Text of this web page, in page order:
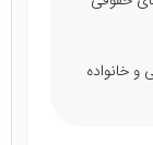
خانواده